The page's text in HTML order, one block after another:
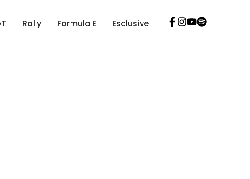
Rally Formula E Esclusive